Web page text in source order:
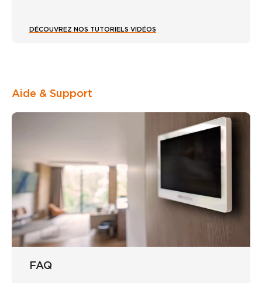
DÉCOUVREZ NOS TUTORIELS VIDÉOS
Aide & Support
FAQ